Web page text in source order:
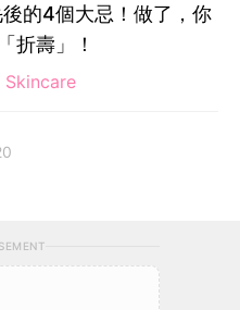
後的4個大忌！做了，你
折壽」！
Skincare